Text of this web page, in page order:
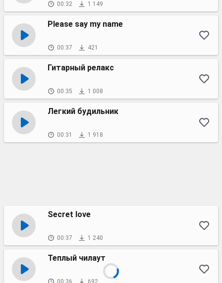
00:32 1 149
Please say my name
00:37 421
Гитарный релакс
00:35 1 008
Легкий будильник
00:31 1 918
Secret love
00:37 1 240
Теплый чилаут
00:36 692